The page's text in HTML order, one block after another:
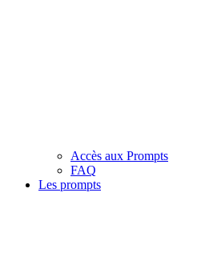
Accès aux Prompts
FAQ
Les prompts